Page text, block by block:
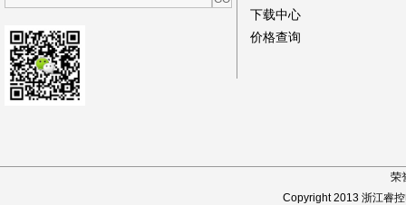
下载中心
价格查询
荣
Copyright 2013 浙江睿